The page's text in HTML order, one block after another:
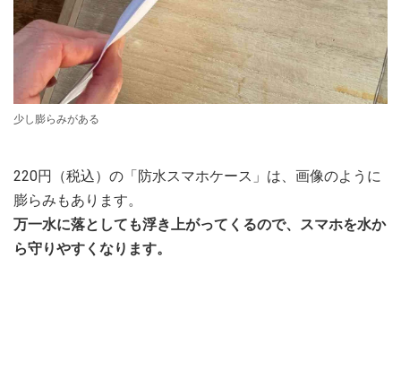
少し膨らみがある
220円（税込）の「防水スマホケース」は、画像のように
膨らみもあります。
万一水に落としても浮き上がってくるので、スマホを水か
ら守りやすくなります。